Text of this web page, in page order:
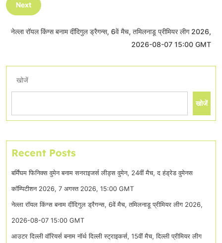
Next
नेल्ला रॉयल किंग्स बनाम दींदिगुल ड्रैगन्स, 6वें मैच, तमिलनाडू प्रीमियर लीग 2026,
2026-08-07 15:00 GMT
खोजें
खोजें
Recent Posts
बर्मिंघम फिनिक्स वुमेन बनाम सनराइजर्स लीड्स वुमेन, 24वीं मैच, द हंड्रेड वुमेनस
कॉम्पिटीशन 2026, 7 अगस्त 2026, 15:00 GMT
नेल्ला रॉयल किंग्स बनाम दींदिगुल ड्रैगन्स, 6वें मैच, तमिलनाडू प्रीमियर लीग 2026,
2026-08-07 15:00 GMT
आउटर दिल्ली वॉरियर्स बनाम नॉर्थ दिल्ली स्ट्राइकर्स, 15वीं मैच, दिल्ली प्रीमियर लीग